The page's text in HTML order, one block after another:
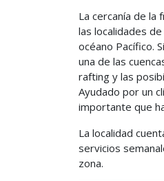
La cercanía de
las localidades
océano Pacífico.
una de las
rafting y las
Ayudado por un
importante que
La localidad
servicios
zona.